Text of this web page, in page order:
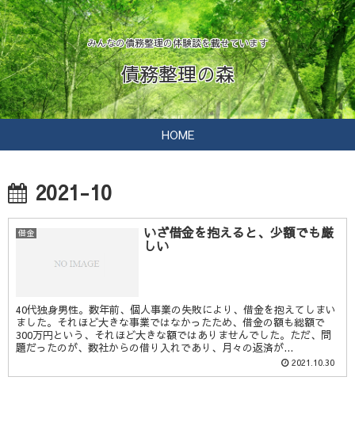
みんなの債務整理の体験談を載せています
債務整理の森
HOME
2021-10
借金 いざ借金を抱えると、少額でも厳
しい
40代独身男性。数年前、個人事業の失敗により、借金を抱えてしまい
ました。それほど大きな事業ではなかったため、借金の額も総額で
300万円という、それほど大きな額ではありませんでした。ただ、問
題だったのが、数社からの借り入れであり、月々の返済が...
2021.10.30